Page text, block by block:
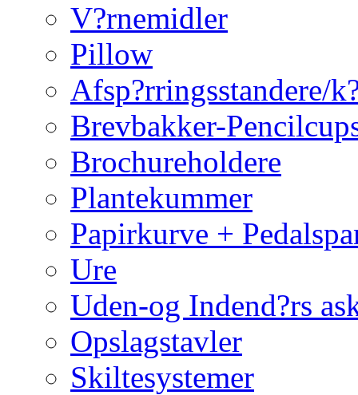
V?rnemidler
Pillow
Afsp?rringsstandere/
Brevbakker-
Brochureholdere
Plantekummer
Papirkurve +
Ure
Uden-og Indend?rs
Opslagstavler
Skiltesystemer